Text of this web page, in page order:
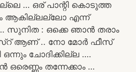
… ഒര് പാന്റി കൊടുത്ത
ആകില്ലല്ലോ എന്ന്
: ഒക്കെ ഞാൻ തരാം
ആണ് .. നോ മോർ ഫീസ്
ചോദിക്കില്ല ….
തന്നേക്കാം …